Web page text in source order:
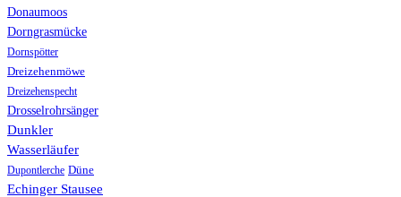
Donaumoos
Dorngrasmücke
Dornspötter
Dreizehenmöwe
Dreizehenspecht
Drosselrohrsänger
Dunkler
Wasserläufer
Dupontlerche Düne
Echinger Stausee